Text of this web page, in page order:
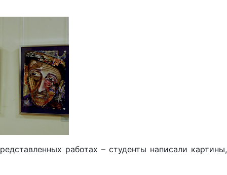
работах – студенты написали картины,